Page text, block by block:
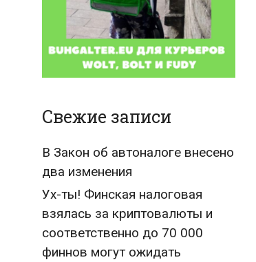
Свежие записи
В Закон об автоналоге внесено
два изменения
Ух-ты! Финская налоговая
взялась за криптовалюты и
соответственно до 70 000
финнов могут ожидать